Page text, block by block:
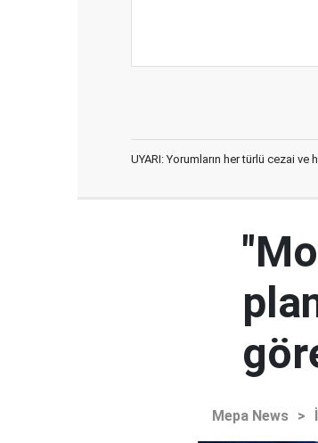
UYARI: Yorumların her türlü cezai
Mepa News >